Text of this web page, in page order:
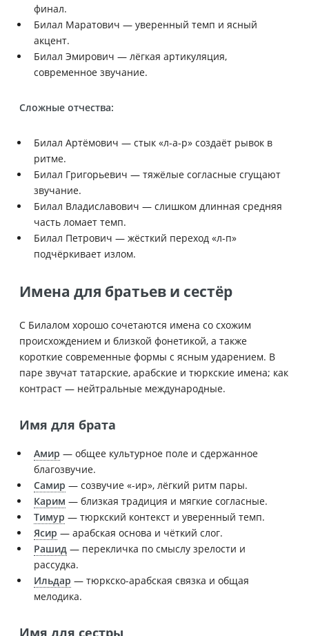
финал.
Билал Маратович — уверенный темп и ясный
акцент.
Билал Эмирович — лёгкая артикуляция,
современное звучание.
Сложные отчества:
Билал Артёмович — стык «л-а-р» создаёт рывок в
ритме.
Билал Григорьевич — тяжёлые согласные сгущают
звучание.
Билал Владиславович — слишком длинная средняя
часть ломает темп.
Билал Петрович — жёсткий переход «л-п»
подчёркивает излом.
Имена для братьев и сестёр
С Билалом хорошо сочетаются имена со схожим
происхождением и близкой фонетикой, а также
короткие современные формы с ясным ударением. В
паре звучат татарские, арабские и тюркские имена; как
контраст — нейтральные международные.
Имя для брата
Амир — общее культурное поле и сдержанное
благозвучие.
Самир — созвучие «-ир», лёгкий ритм пары.
Карим — близкая традиция и мягкие согласные.
Тимур — тюркский контекст и уверенный темп.
Ясир — арабская основа и чёткий слог.
Рашид — перекличка по смыслу зрелости и
рассудка.
Ильдар — тюркско-арабская связка и общая
мелодика.